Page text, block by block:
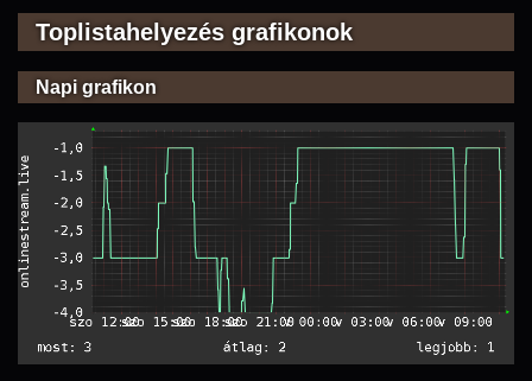
Toplistahelyezés grafikonok
Napi grafikon